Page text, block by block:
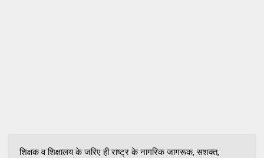
शिक्षक व शिक्षालय के जरिए ही राष्ट्र के नागरिक जागरूक, सशक्त,